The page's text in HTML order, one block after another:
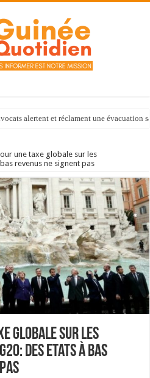
alertent et réclament une évacuation
une taxe globale sur les
revenus ne signent pas
globale sur les
des Etats à bas